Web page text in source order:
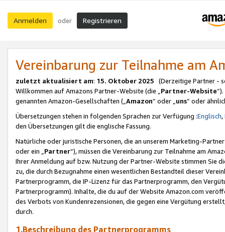
Anmelden oder Registrieren
Vereinbarung zur Teilnahme am
zuletzt aktualisiert am: 15. Oktober 2025 (Derzeitige Partner -
Willkommen auf Amazons Partner-Website (die „Partner-Website
genannten Amazon-Gesellschaften („Amazon“ oder „uns“ oder
Übersetzungen stehen in folgenden Sprachen zur Verfügung :Englisch,
den Übersetzungen gilt die englische Fassung.
Natürliche oder juristische Personen, die an unserem Marketing-
oder ein „Partner“), müssen die Vereinbarung zur Teilnahme am
Ihrer Anmeldung auf bzw. Nutzung der Partner-Website stimmen Sie
zu, die durch Bezugnahme einen wesentlichen Bestandteil dieser
Partnerprogramm, die IP-Lizenz für das Partnerprogramm, den
Partnerprogramm). Inhalte, die du auf der Website Amazon.com
des Verbots von Kundenrezensionen, die gegen eine Vergütung
durch.
1.Beschreibung des Partnerprogramms